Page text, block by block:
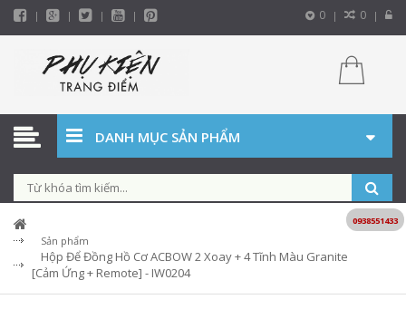
0 0
DANH MỤC SẢN PHẨM
Sản phẩm
Hộp Để Đồng Hồ Cơ ACBOW 2 Xoay + 4 Tĩnh Màu Granite
[Cảm Ứng + Remote] - IW0204
0938551433